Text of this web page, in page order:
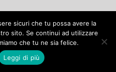
sicuri che tu possa avere la
sito. Se continui ad utilizzare
che tu ne sia felice.
Leggi di più